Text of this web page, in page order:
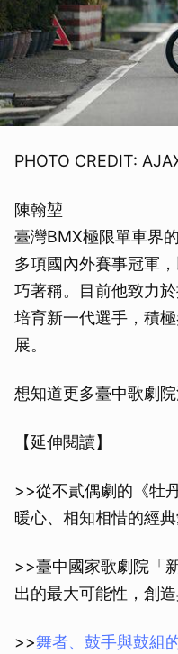
PHOTO CREDIT:
陳翰堃
臺灣BMX極限單車界
多項國內外賽事冠軍
巧著稱。目前他致力
培育新一代選手，積
展。
想知道更多臺中歌劇
【延伸閱讀】
>>從不貳偶劇的《牡
暖心、相知相惜的經
>>臺中國家歌劇院「
出的最大可能性，創
>>舞者、鼓手與鼓組